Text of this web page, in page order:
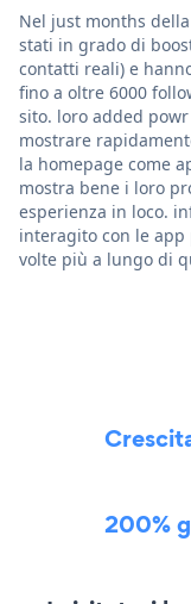
Nel just months
stati in grado di
contatti reali) e
fino a oltre 6000
sito. loro added
mostrare
la homepage come
mostra bene i loro
esperienza in loco.
interagito con le
volte più a lungo di
200%